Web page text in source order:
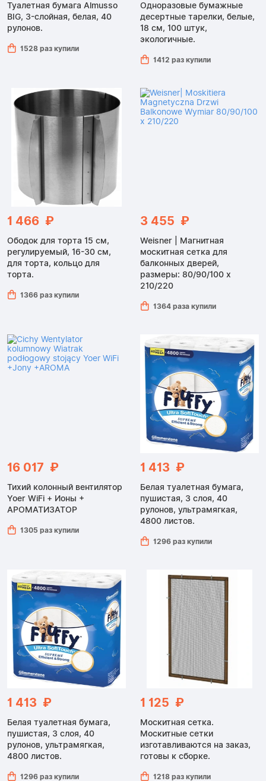
Туалетная бумага Almusso
BIG, 3-слойная, белая, 40
рулонов.
1528 раз купили
Одноразовые бумажные
десертные тарелки, белые,
18 см, 100 штук,
экологичные.
1412 раз купили
1 466 ₽
Ободок для торта 15 см,
регулируемый, 16-30 см,
для торта, кольцо для
торта.
1366 раз купили
3 455 ₽
Weisner | Магнитная
москитная сетка для
балконных дверей,
размеры: 80/90/100 x
210/220
1364 раза купили
16 017 ₽
Тихий колонный вентилятор
Yoer WiFi + Ионы +
АРОМАТИЗАТОР
1305 раз купили
1 413 ₽
Белая туалетная бумага,
пушистая, 3 слоя, 40
рулонов, ультрамягкая,
4800 листов.
1296 раз купили
1 413 ₽
Белая туалетная бумага,
пушистая, 3 слоя, 40
рулонов, ультрамягкая,
4800 листов.
1296 раз купили
1 125 ₽
Москитная сетка.
Москитные сетки
изготавливаются на заказ,
готовы к сборке.
1218 раз купили